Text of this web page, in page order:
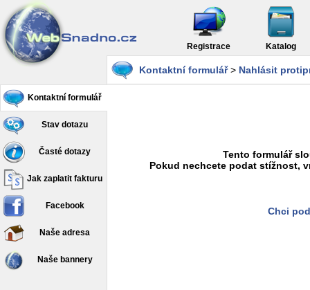
Registrace Katalog
Kontaktní formulář
Stav dotazu
Časté dotazy
Jak zaplatit fakturu
Facebook
Naše adresa
Naše bannery
Kontaktní formulář> Nahlásit
Tento formulář
Pokud nechcete podat stížnost,
Chci